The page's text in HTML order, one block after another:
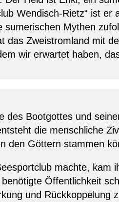
Wendisch-Rietz“ ist er
sumerischen Mythen
das Zweistromland mit
wir erwartet haben,
des Bootgottes und
die menschliche
den Göttern stammen
machte, kam
Öffentlichkeit
und Rückkoppelung